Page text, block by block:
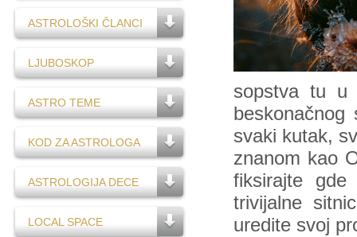
ASTROLOŠKI ČLANCI
LJUBOSKOP
ASTRO TEME
KOD ZA ASTROLOGA
ASTROLOGIJA DECE
LOCAL SPACE
sopstva tu u
svaki kutak,
znanom kao
fiksirajte
trivijalne
uredite svoj